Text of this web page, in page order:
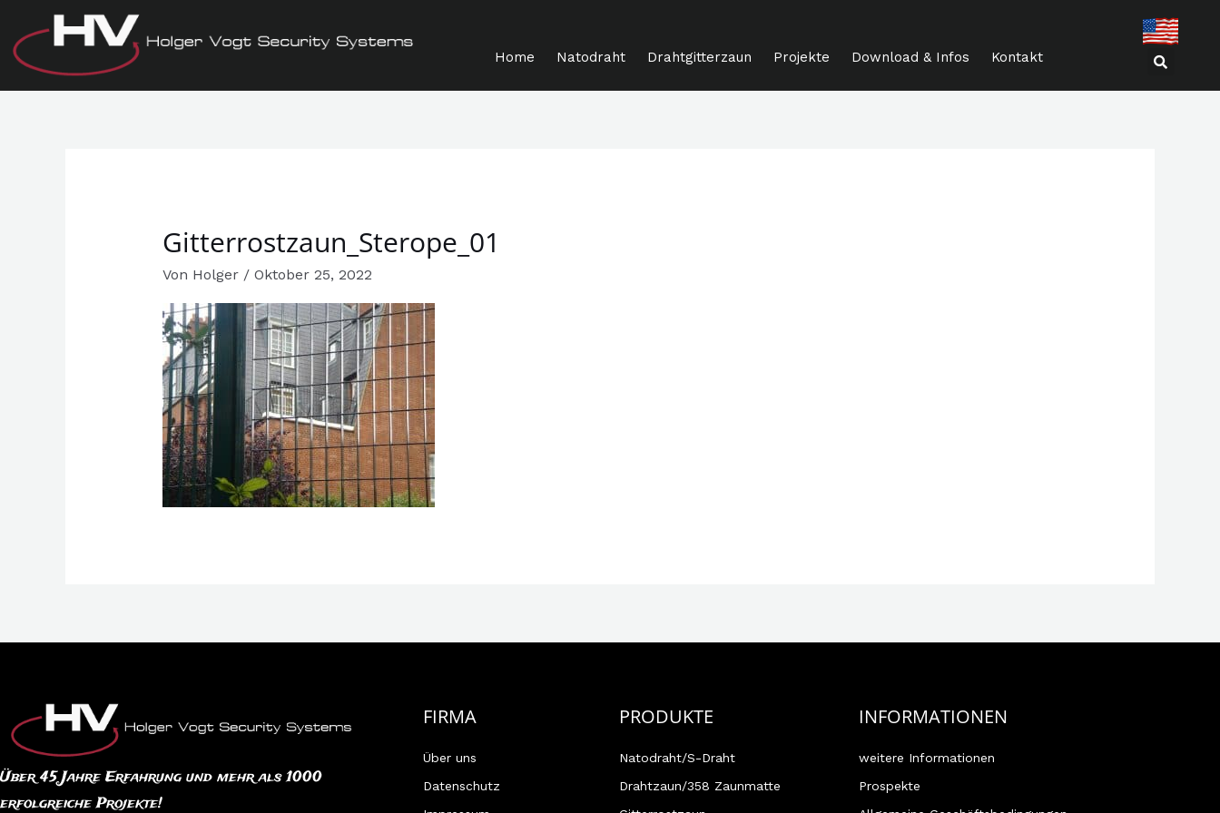
Inhalt
springen
Home Natodraht Drahtgitterzaun Projekte Download & Infos Kontakt
Gitterrostzaun_Sterope_01
Von Holger / Oktober 25, 2022
Über 45 Jahre Erfahrung und mehr als 1000
erfolgreiche Projekte!
FIRMA
Über uns
Datenschutz
PRODUKTE
Natodraht/S-Draht
Drahtzaun/358 Zaunmatte
INFORMATIONEN
weitere Informationen
Prospekte